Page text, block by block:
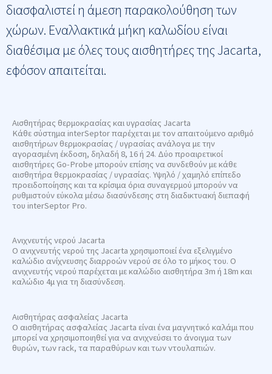
διασφαλιστεί η άμεση παρακολούθηση των
χώρων. Εναλλακτικά μήκη καλωδίου είναι
διαθέσιμα με όλες τους αισθητήρες της Jacarta,
εφόσον απαιτείται.
Αισθητήρας θερμοκρασίας και υγρασίας Jacarta
Κάθε σύστημα interSeptor παρέχεται με τον απαιτούμενο αριθμό
αισθητήρων θερμοκρασίας / υγρασίας ανάλογα με την
αγορασμένη έκδοση, δηλαδή 8, 16 ή 24. Δύο προαιρετικοί
αισθητήρες Go-Probe μπορούν επίσης να συνδεθούν με κάθε
αισθητήρα θερμοκρασίας / υγρασίας. Υψηλό / χαμηλό επίπεδο
προειδοποίησης και τα κρίσιμα όρια συναγερμού μπορούν να
ρυθμιστούν εύκολα μέσω διασύνδεσης στη διαδικτυακή διεπαφή
του interSeptor Pro.
Ανιχνευτής νερού Jacarta
Ο ανιχνευτής νερού της Jacarta χρησιμοποιεί ένα εξελιγμένο
καλώδιο ανίχνευσης διαρροών νερού σε όλο το μήκος του. Ο
ανιχνευτής νερού παρέχεται με καλώδιο αισθητήρα 3m ή 18m και
καλώδιο 4μ για τη διασύνδεση.
Αισθητήρας ασφαλείας Jacarta
Ο αισθητήρας ασφαλείας Jacarta είναι ένα μαγνητικό καλάμι που
μπορεί να χρησιμοποιηθεί για να ανιχνεύσει το άνοιγμα των
θυρών, των rack, τα παραθύρων και των ντουλαπιών.